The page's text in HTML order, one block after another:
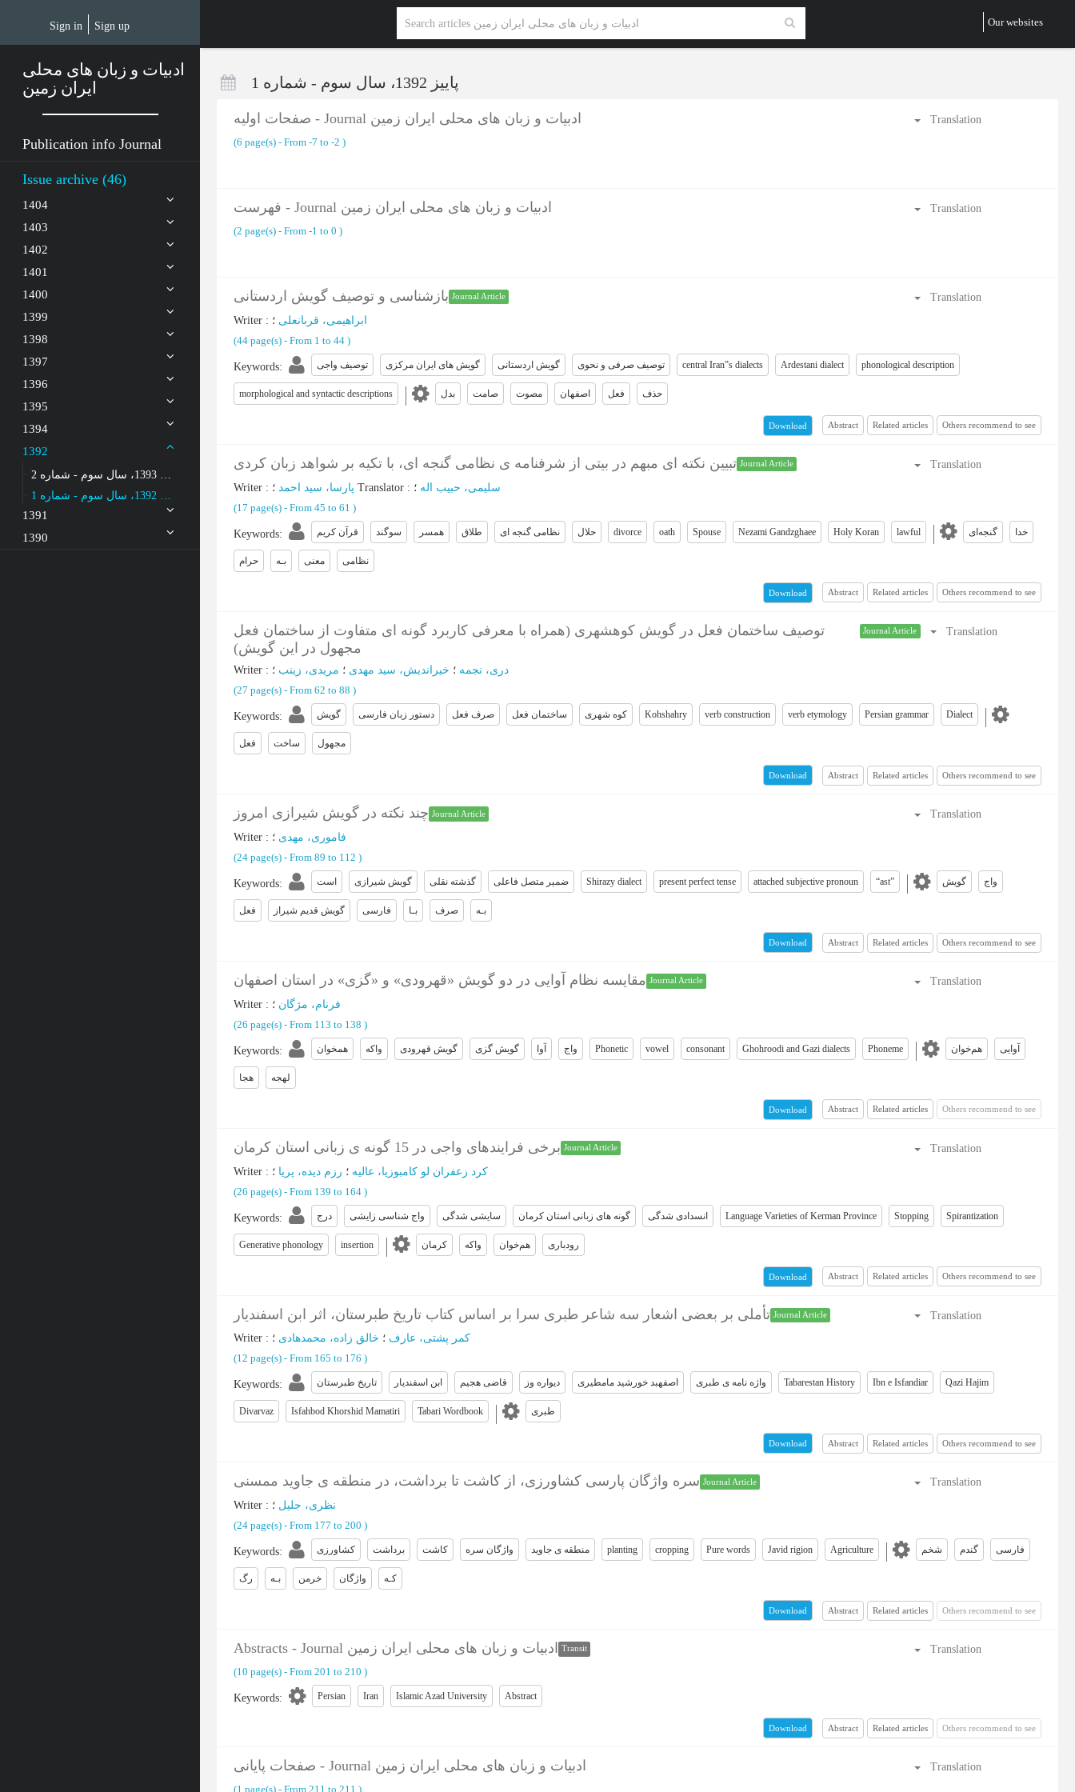
Our websites
Sign in Sign up
ادبیات و زبان های محلی
ایران زمین
Publication info Journal
Issue archive (46)
1404
1403
1402
1401
1400
1399
1398
1397
1396
1395
1394
1392
زمستان 1393، سال سوم - شماره 2
پاییز 1392، سال سوم - شماره 1
1391
1390
پاییز 1392، سال سوم - شماره 1
صفحات اولیه - Journal ادبیات و زبان های محلی ایران زمین
Translation
(‎6 page(s) - From -7 to -2 )
فهرست - Journal ادبیات و زبان های محلی ایران زمین
Translation
(‎2 page(s) - From -1 to 0 )
بازشناسی و توصیف گویش اردستانی Journal Article
Translation
Writer : ابراهیمی، قربانعلی ؛
(‎44 page(s) - From 1 to 44 )
Keywords: توصیف واجی گویش های ایران مرکزی گویش اردستانی توصیف صرفی و نحوی central Iran‟s dialects Ardestani dialect phonological description
morphological and syntactic descriptions بدل صامت مصوت اصفهان فعل حذف
Download Abstract Related articles Others recommend to see
تبیین نکته ای مبهم در بیتی از شرفنامه ی نظامی گنجه ای، با تکیه بر شواهد زبان کردی Journal Article
Translation
Writer : پارسا، سید احمد Translator : سلیمی، حبیب اله ؛
(‎17 page(s) - From 45 to 61 )
Keywords: قرآن کریم سوگند همسر طلاق نظامی گنجه ای حلال divorce oath Spouse Nezami Gandzghaee Holy Koran lawful گنجه‌ای خدا
حرام بـه معنی نظامی
Download Abstract Related articles Others recommend to see
توصیف ساختمان فعل در گویش کوهشهری (همراه با معرفی کاربرد گونه ای متفاوت از ساختمان فعل
مجهول در این گویش)
Journal Article Translation
Writer : دری، نجمه ؛ خیراندیش، سید مهدی ؛ مریدی، زینب ؛
(‎27 page(s) - From 62 to 88 )
Keywords: گویش دستور زبان فارسی صرف فعل ساختمان فعل کوه شهری Kohshahry verb construction verb etymology Persian grammar Dialect
فعل ساخت مجهول
Download Abstract Related articles Others recommend to see
چند نکته در گویش شیرازی امروز Journal Article
Translation
Writer : فاموری، مهدی ؛
(‎24 page(s) - From 89 to 112 )
Keywords: است گویش شیرازی گذشته نقلی ضمیر متصل فاعلی Shirazy dialect present perfect tense attached subjective pronoun “ast” گویش واج
فعل گویش قدیم شیراز فارسی بـا صرف بـه
Download Abstract Related articles Others recommend to see
مقایسه نظام آوایی در دو گویش «قهرودی» و «گزی» در استان اصفهان Journal Article
Translation
Writer : فرنام، مژگان ؛
(‎26 page(s) - From 113 to 138 )
Keywords: همخوان واﮐﻪ ﮔﻮﯾﺶ ﻗﻬﺮودی ﮔﻮﯾﺶ ﮔﺰی آوا واج Phonetic vowel consonant Ghohroodi and Gazi dialects Phoneme هم‌خوان آوایی
هجا لهجه
Download Abstract Related articles Others recommend to see
برخی فرایندهای واجی در 15 گونه ی زبانی استان کرمان Journal Article
Translation
Writer : کرد زعفران لو کامبوزیا، عالیه ؛ رزم دیده، پریا ؛
(‎26 page(s) - From 139 to 164 )
Keywords: درج واج شناسی زایشی سایشی شدگی گونه های زبانی استان کرمان انسدادی شدگی Language Varieties of Kerman Province Stopping Spirantization
Generative phonology insertion کرمان واکه هم‌خوان رودباری
Download Abstract Related articles Others recommend to see
تأملی بر بعضی اشعار سه شاعر طبری سرا بر اساس کتاب تاریخ طبرستان، اثر ابن اسفندیار Journal Article
Translation
Writer : کمر پشتی، عارف ؛ خالق زاده، محمدهادی ؛
(‎12 page(s) - From 165 to 176 )
Keywords: تاریخ طبرستان ابن اسفندیار قاضی هجیم دیواره وز اصفهبد خورشید مامطیری واژه نامه ی طبری Tabarestan History Ibn e Isfandiar Qazi Hajim
Divarvaz Isfahbod Khorshid Mamatiri Tabari Wordbook طبری
Download Abstract Related articles Others recommend to see
سره واژگان پارسی کشاورزی، از کاشت تا برداشت، در منطقه ی جاوید ممسنی Journal Article
Translation
Writer : نظری، جلیل ؛
(‎24 page(s) - From 177 to 200 )
Keywords: کشاورزی برداشت کاشت واژگان سره منطقه ی جاوید planting cropping Pure words Javid rigion Agriculture شخم گندم فارسی
رگ بـه خرمن واژگان کـه
Download Abstract Related articles Others recommend to see
Abstracts - Journal ادبیات و زبان های محلی ایران زمین Transit
Translation
(‎10 page(s) - From 201 to 210 )
Keywords: Persian Iran Islamic Azad University Abstract
Download Abstract Related articles Others recommend to see
صفحات پایانی - Journal ادبیات و زبان های محلی ایران زمین
Translation
(‎1 page(s) - From 211 to 211 )